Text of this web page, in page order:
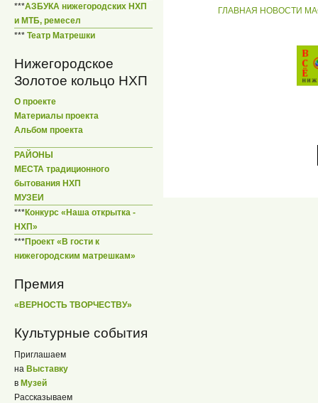
***АЗБУКА нижегородских НХП
и МТБ, ремесел
*** Театр Матрешки
Нижегородское
Золотое кольцо НХП
О проекте
Материалы проекта
Альбом проекта
РАЙОНЫ
МЕСТА традиционного
бытования НХП
МУЗЕИ
***Конкурс «Наша открытка -
НХП»
***Проект «В гости к
нижегородским матрешкам»
Премия
«ВЕРНОСТЬ ТВОРЧЕСТВУ»
Культурные события
Приглашаем
на Выставку
в Музей
Рассказываем
ГЛАВНАЯ НОВОСТИ